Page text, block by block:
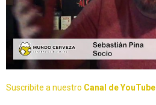
Suscribite a nuestro Canal de YouTube